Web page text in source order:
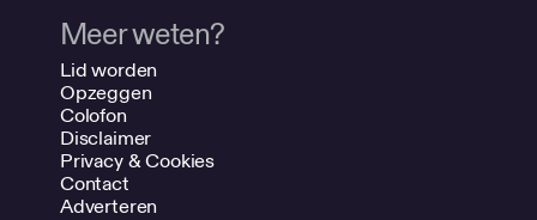
Meer weten?
Lid worden
Opzeggen
Colofon
Disclaimer
Privacy & Cookies
Contact
Adverteren